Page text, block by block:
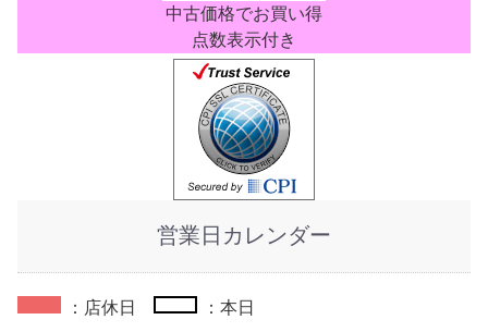
中古価格でお買い得
点数表示付き
営業日カレンダー
：店休日 ：本日